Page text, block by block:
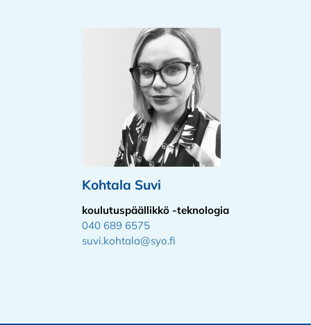
Kohtala Suvi
koulutuspäällikkö -teknologia
040 689 6575
suvi.kohtala@syo.fi